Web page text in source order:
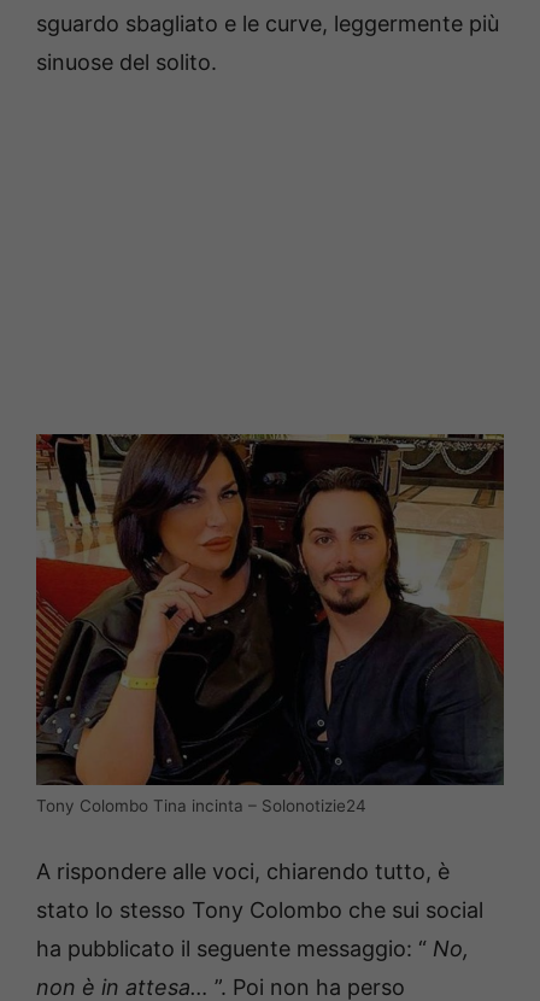
sguardo sbagliato e le curve, leggermente più
sinuose del solito.
Tony Colombo Tina incinta – Solonotizie24
A rispondere alle voci, chiarendo tutto, è
stato lo stesso Tony Colombo che sui social
ha pubblicato il seguente messaggio: “ No,
non è in attesa… ”. Poi non ha perso